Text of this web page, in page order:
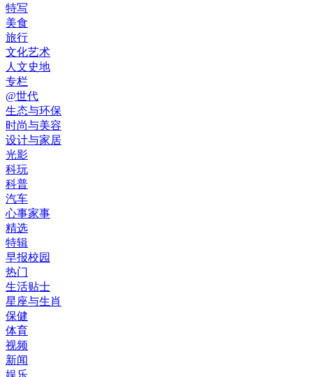
特写
美食
旅行
文化艺术
人文史地
专栏
@世代
生态与环保
时尚与美容
设计与家居
光影
科玩
科普
汽车
心事家事
精选
特辑
早报校园
热门
生活贴士
星座与生肖
保健
体育
视频
新闻
娱乐